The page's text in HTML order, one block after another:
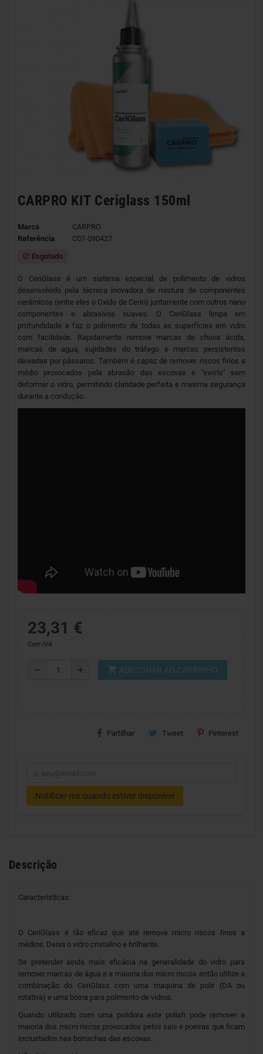
CARPRO KIT Ceriglass 150ml
Marca
CARPRO
Referência
C07-090427
block Esgotado
O CeriGlass é um sistema especial de polimento de vidros
desenvolvido pela técnica inovadora de mistura de componentes
cerâmicos (entre eles o Oxido de Cerio) juntamente com outros nano
componentes e abrasivos suaves. O CeriGlass limpa em
profundidade e faz o polimento de todas as superfícies em vidro
com facilidade. Rapidamente remove marcas de chuva ácida,
marcas de agua, sujidades do tráfego e marcas persistentes
deixadas por pássaros. Também é capaz de remover riscos finos a
médio provocados pela abrasão das escovas e "swirls" sem
deformar o vidro, permitindo claridade perfeita e maxima segurança
durante a condução.
23,31 €
Com IVA
remove add shopping_cart ADICIONAR AO CARRINHO
Partilhar Tweet Pinterest
Notificar-me quando estiver disponível
Descrição
Características:
O CeriGlass é tão eficaz que até remove micro riscos finos a
médios. Deixa o vidro cristalino e brilhante.
Se pretender ainda mais eficácia na generalidade do vidro para
remover marcas de água e a maioria dos micro riscos então utilize a
combinação do CeriGlass com uma maquina de polir (DA ou
rotativa) e uma boina para polimento de vidros.
Quando utilizado com uma polidora este polish pode remover a
maioria dos micro riscos provocados pelos sais e poeiras que ficam
incrustados nas borrachas das escovas.